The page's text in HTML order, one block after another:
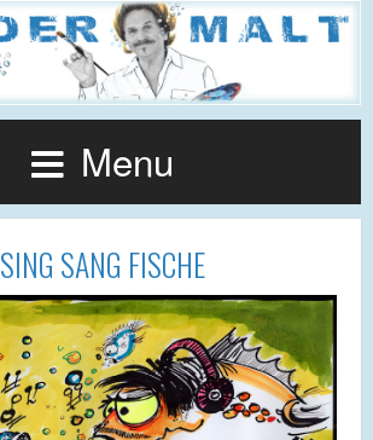
Menu
SING SANG FISCHE